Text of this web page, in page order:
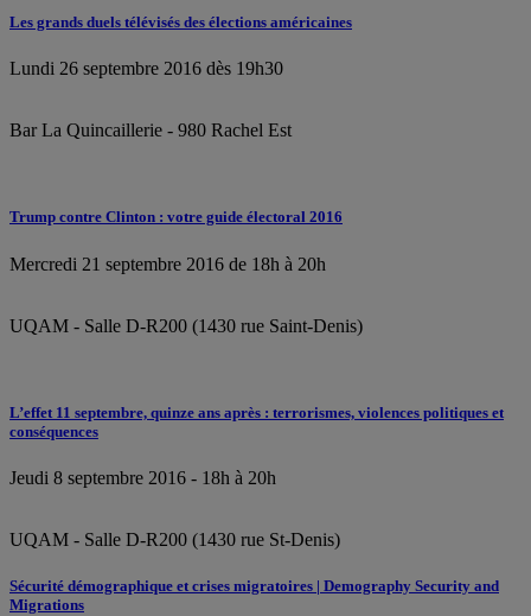
Les grands duels télévisés des élections américaines
Lundi 26 septembre 2016 dès 19h30
Bar La Quincaillerie - 980 Rachel Est
Trump contre Clinton : votre guide électoral 2016
Mercredi 21 septembre 2016 de 18h à 20h
UQAM - Salle D-R200 (1430 rue Saint-Denis)
L’effet 11 septembre, quinze ans après : terrorismes, violences politiques et
conséquences
Jeudi 8 septembre 2016 - 18h à 20h
UQAM - Salle D-R200 (1430 rue St-Denis)
Sécurité démographique et crises migratoires | Demography Security and
Migrations